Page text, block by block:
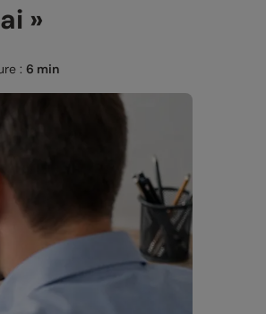
»
: 6 min